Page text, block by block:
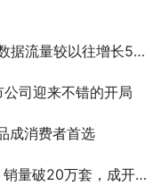
流量较以往增长52%
司迎来不错的开局
成消费者首选
破20万套，成开年黑马